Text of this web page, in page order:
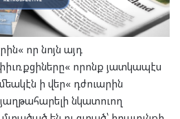
որ նոյն այդ
որոնք յատկապէս
ի վեր« դժուարին
նկատուող